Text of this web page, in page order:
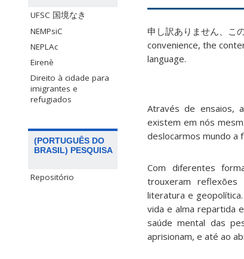
UFSC 国境なき
NEMPsiC
NEPLAc
Eirenè
Direito à cidade para
imigrantes e
refugiados
(PORTUGUÊS DO
BRASIL) PESQUISA
Repositório
申し訳ありません、こ
convenience, the
language.
Através de ensaios,
existem em nós
deslocarmos mundo a
Com diferentes
trouxeram reflexões
literatura e
vida e alma repartida
saúde mental das
aprisionam, e até ao